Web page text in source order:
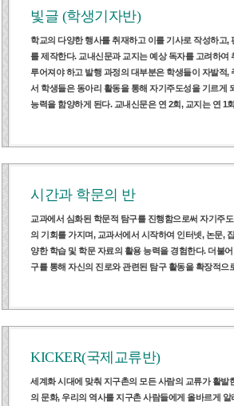
학교재정
열린광장
빛글 (학생기자반)
학교의 다양한 행사를 취재하고 이를 기사로 작성하고,
를 제작한다. 교내신문과 교지는 예상 독자를 고려하여
루어져야 하고 발행 과정의 대부분은 학생들이 자발적,
서 학생들은 동아리 활동을 통해 자기주도성을 기르게
능력을 함양하게 된다. 교내신문은 연 2회, 교지는 연 1
시간과 학문의 반
교과에서 심화된 학문적 탐구를 진행함으로써 자기주
의 기회를 가지며, 교과서에서 시작하여 인터넷, 논문,
양한 학습 및 학문 자료의 활용 능력을 경험한다. 더불
구를 통해 자신의 진로와 관련된 탐구 활동을 확장적으
KICKER(국제교류반)
세계화 시대에 맞춰 지구촌의 모든 사람의 교류가 활발
의 문화, 우리의 역사를 지구촌 사람들에게 올바르게